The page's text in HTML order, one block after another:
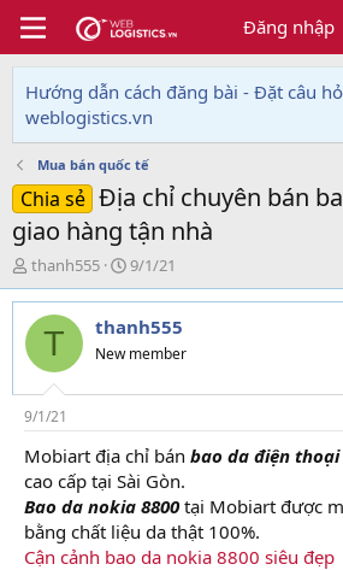
Đăng nhập
Hướng dẫn cách đăng bài - Đặt câu
weblogistics.vn
Mua bán quốc tế
Chia sẻ Địa chỉ chuyên bán
giao hàng tận nhà
T
h
r
e
d
s
t
a
r
t
e
r
thanh555
N
g
à
y
g
i
9/1/21
T thanh555
New member
9/1/21
Mobiart địa chỉ bán bao da điện thoại
cao cấp tại Sài Gòn.
Bao da nokia 8800tại Mobiart được
bằng chất liệu da thật 100%.
Cận cảnh bao da nokia 8800 siêu đẹp